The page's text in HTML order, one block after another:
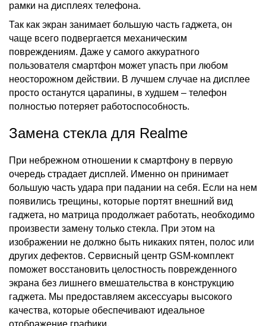
рамки на дисплеях телефона.
Так как экран занимает большую часть гаджета, он
чаще всего подвергается механическим
повреждениям. Даже у самого аккуратного
пользователя смартфон может упасть при любом
неосторожном действии. В лучшем случае на дисплее
просто останутся царапины, в худшем – телефон
полностью потеряет работоспособность.
Замена стекла для Realme
При небрежном отношении к смартфону в первую
очередь страдает дисплей. Именно он принимает
большую часть удара при падании на себя. Если на нем
появились трещины, которые портят внешний вид
гаджета, но матрица продолжает работать, необходимо
произвести замену только стекла. При этом на
изображении не должно быть никаких пятен, полос или
других дефектов. Сервисный центр GSM-комплект
поможет восстановить целостность поврежденного
экрана без лишнего вмешательства в конструкцию
гаджета. Мы предоставляем аксессуары высокого
качества, которые обеспечивают идеальное
отображение графики.